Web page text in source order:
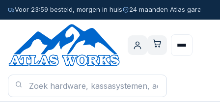
Voor 23:59 besteld, morgen in huis 24 maanden Atlas garantie